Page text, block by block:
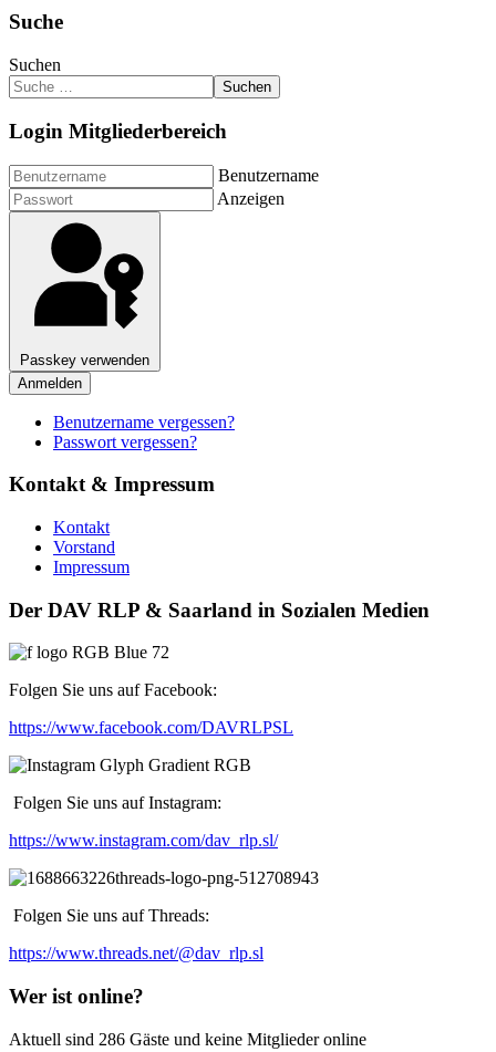
Suche
Suchen
Suchen
Login Mitgliederbereich
Benutzername
Anzeigen
Passkey verwenden
Anmelden
Benutzername vergessen?
Passwort vergessen?
Kontakt & Impressum
Kontakt
Vorstand
Impressum
Der DAV RLP & Saarland in Sozialen Medien
Folgen Sie uns auf Facebook:
https://www.facebook.com/DAVRLPSL
Folgen Sie uns auf Instagram:
https://www.instagram.com/dav_rlp.sl/
Folgen Sie uns auf Threads:
https://www.threads.net/@dav_rlp.sl
Wer ist online?
Aktuell sind 286 Gäste und keine Mitglieder online